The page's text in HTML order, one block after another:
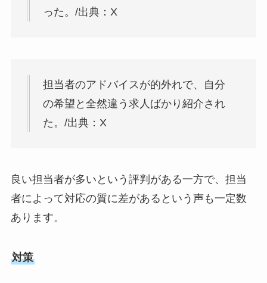
った。/出典：X
担当者のアドバイスが的外れで、自分
の希望と全然違う求人ばかり紹介され
た。/出典：X
良い担当者が多いという評判がある一方で、担当
者によって対応の質に差があるという声も一定数
あります。
対策